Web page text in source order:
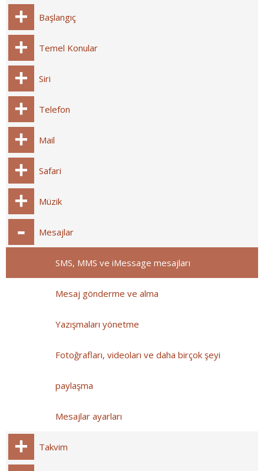
Başlangıç
Temel Konular
Siri
Telefon
Mail
Safari
Müzik
Mesajlar
SMS, MMS ve iMessage mesajları
Mesaj gönderme ve alma
Yazışmaları yönetme
Fotoğrafları, videoları ve daha birçok şeyi
paylaşma
Mesajlar ayarları
Takvim